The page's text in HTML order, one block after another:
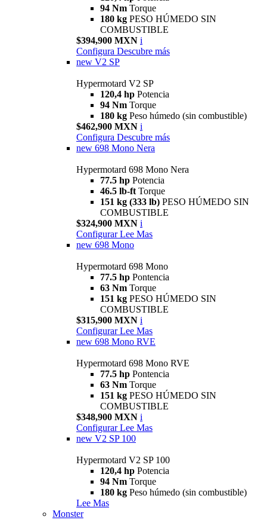
94 Nm Torque
180 kg PESO HÚMEDO SIN
COMBUSTIBLE
$394,900 MXN i
Configura Descubre más
new V2 SP
Hypermotard V2 SP
120,4 hp Potencia
94 Nm Torque
180 kg Peso húmedo (sin combustible)
$462,900 MXN i
Configura Descubre más
new 698 Mono Nera
Hypermotard 698 Mono Nera
77.5 hp Potencia
46.5 lb-ft Torque
151 kg (333 lb) PESO HÚMEDO SIN
COMBUSTIBLE
$324,900 MXN i
Configurar Lee Mas
new 698 Mono
Hypermotard 698 Mono
77.5 hp Pontencia
63 Nm Torque
151 kg PESO HÚMEDO SIN
COMBUSTIBLE
$315,900 MXN i
Configurar Lee Mas
new 698 Mono RVE
Hypermotard 698 Mono RVE
77.5 hp Pontencia
63 Nm Torque
151 kg PESO HÚMEDO SIN
COMBUSTIBLE
$348,900 MXN i
Configurar Lee Mas
new V2 SP 100
Hypermotard V2 SP 100
120,4 hp Potencia
94 Nm Torque
180 kg Peso húmedo (sin combustible)
Lee Mas
Monster